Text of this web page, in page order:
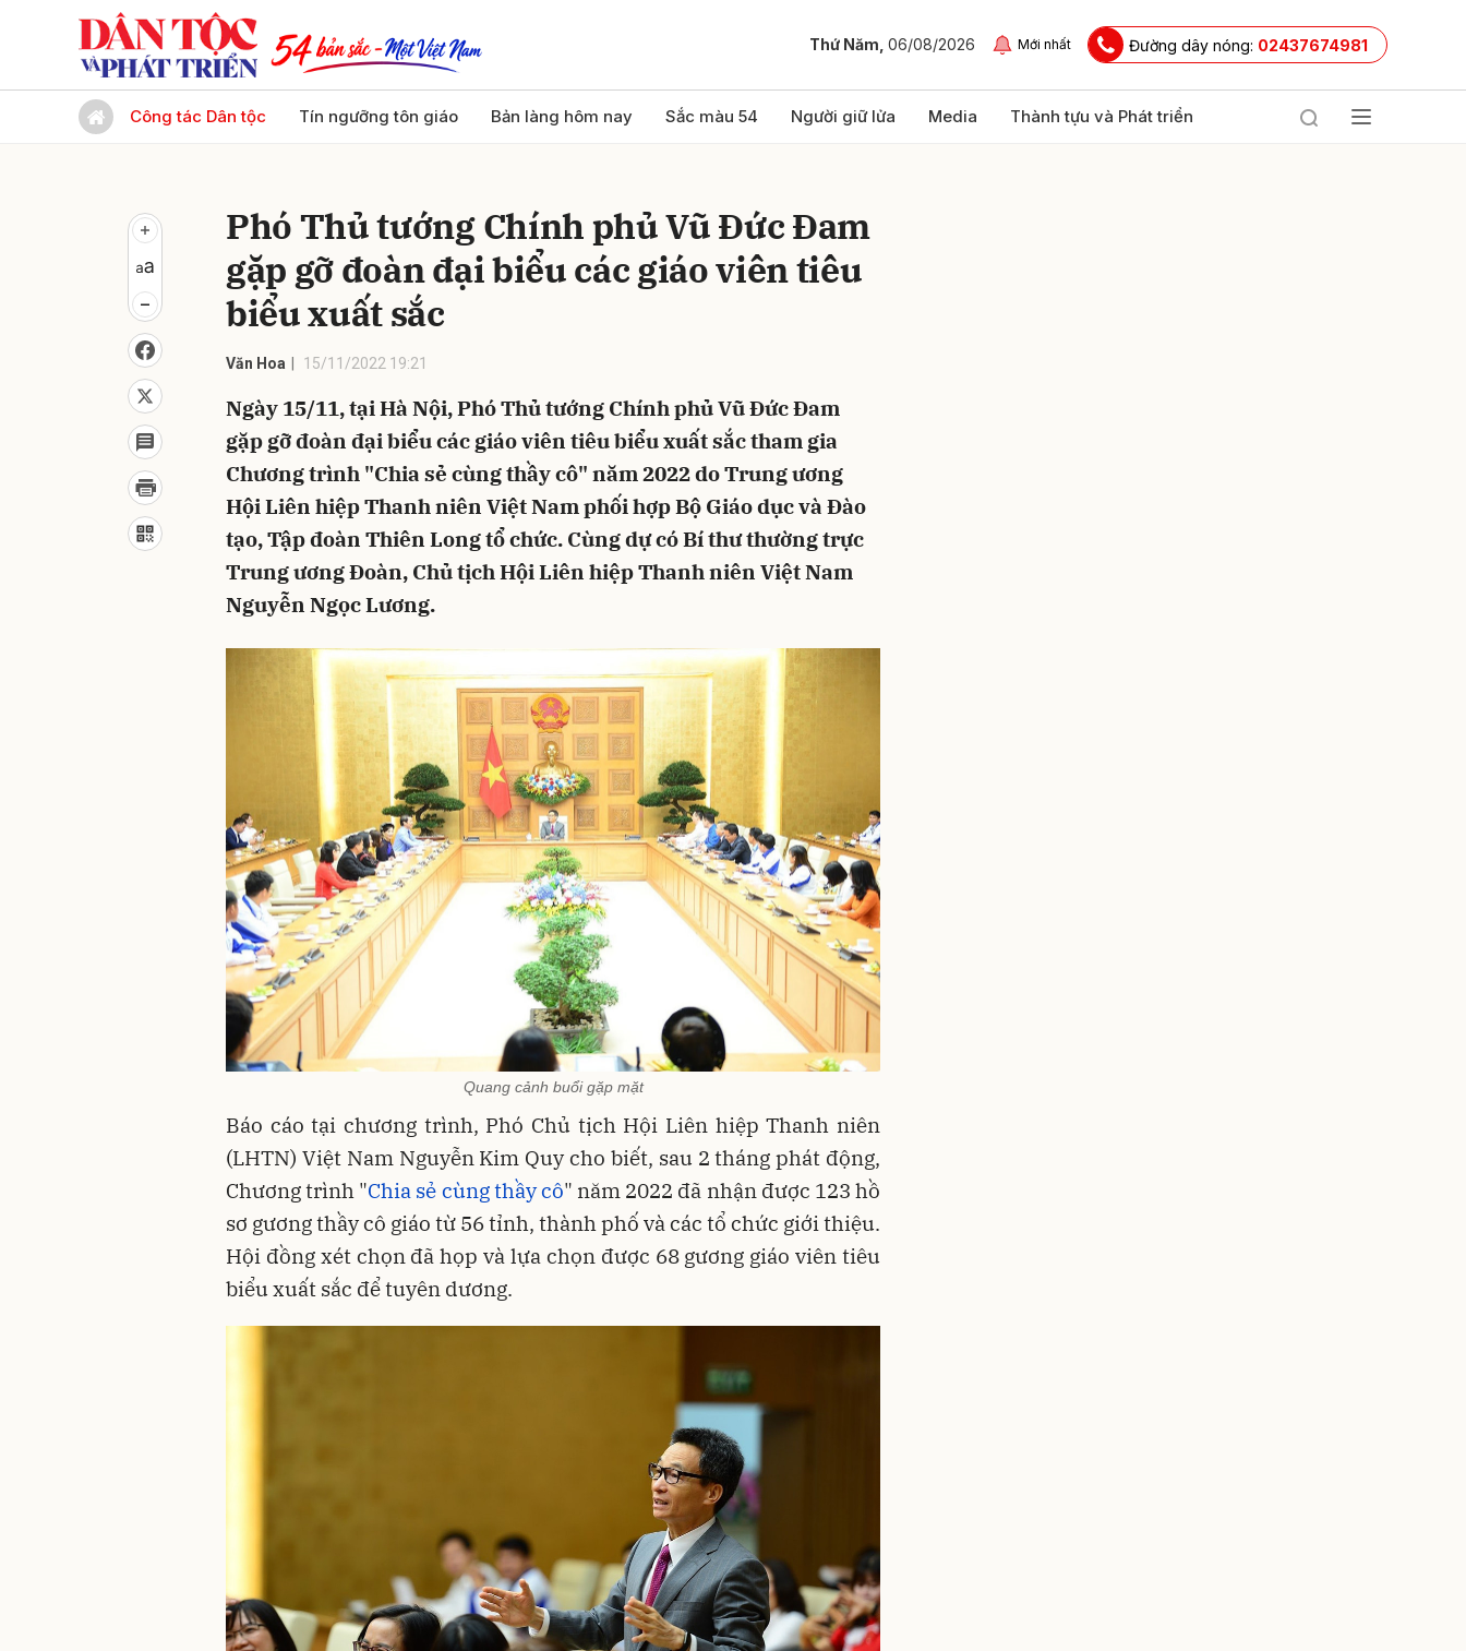
Thứ Năm, 06/08/2026 Mới nhất Đường dây nóng: 02437674981
Công tác Dân tộc Tín ngưỡng tôn giáo Bản làng hôm nay Sắc màu 54 Người giữ lửa Media Thành tựu và Phát triển
Phó Thủ tướng Chính phủ Vũ Đức Đam
gặp gỡ đoàn đại biểu các giáo viên tiêu
biểu xuất sắc
Văn Hoa 15/11/2022 19:21
Ngày 15/11, tại Hà Nội, Phó Thủ tướng Chính phủ Vũ Đức Đam
gặp gỡ đoàn đại biểu các giáo viên tiêu biểu xuất sắc tham gia
Chương trình "Chia sẻ cùng thầy cô" năm 2022 do Trung ương
Hội Liên hiệp Thanh niên Việt Nam phối hợp Bộ Giáo dục và Đào
tạo, Tập đoàn Thiên Long tổ chức. Cùng dự có Bí thư thường trực
Trung ương Đoàn, Chủ tịch Hội Liên hiệp Thanh niên Việt Nam
Nguyễn Ngọc Lương.
Quang cảnh buổi gặp mặt
Báo cáo tại chương trình, Phó Chủ tịch Hội Liên hiệp Thanh niên
(LHTN) Việt Nam Nguyễn Kim Quy cho biết, sau 2 tháng phát động,
Chương trình "Chia sẻ cùng thầy cô" năm 2022 đã nhận được 123 hồ
sơ gương thầy cô giáo từ 56 tỉnh, thành phố và các tổ chức giới thiệu.
Hội đồng xét chọn đã họp và lựa chọn được 68 gương giáo viên tiêu
biểu xuất sắc để tuyên dương.
Gửi bình luận